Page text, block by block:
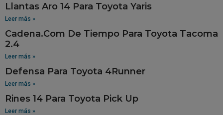
Llantas Aro 14 Para Toyota Yaris
Leer más »
Cadena.Com De Tiempo Para Toyota Tacoma
2.4
Leer más »
Defensa Para Toyota 4Runner
Leer más »
Rines 14 Para Toyota Pick Up
Leer más »